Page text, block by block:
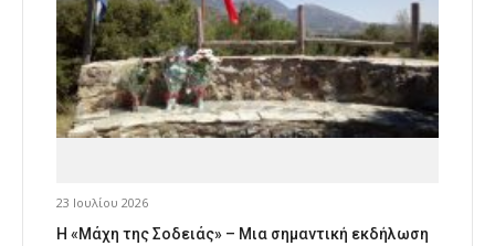
23 Ιουλίου 2026
Η «Μάχη της Σοδειάς» – Μια σημαντική εκδήλωση